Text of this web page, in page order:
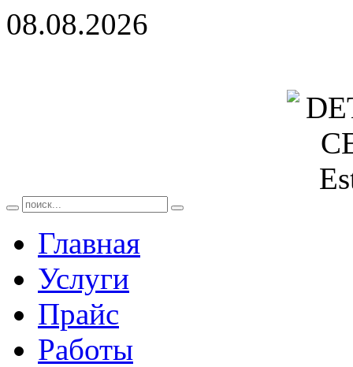
08.08.2026
Главная
Услуги
Прайс
Работы